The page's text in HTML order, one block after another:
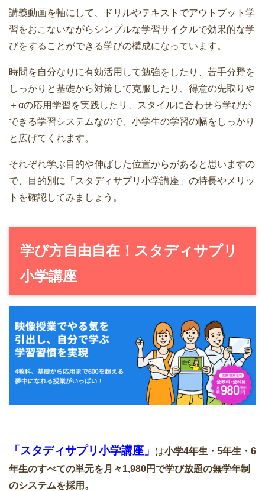
講義動画を軸にして、ドリルやテキストでアウトプット学
習をおこないながらシンプルな学習サイクルで効果的な学
びをすることができる学びの構成になっています。
時間を自分なりに有効活用して勉強をしたり、苦手分野を
しっかりと基礎から対策して克服したり、得意の先取りや
＋αの応用学習を実践したリ、スタイルに合わせら学びが
できる学習システムなので、小学生の学習の幅をしっかり
と広げてくれます。
それぞれ学ぶ目的や伸ばした位置からがあると思いますの
で、目的別に「スタディサプリ小学講座」の特長やメリッ
トを確認してみましょう。
学び方自由自在！スタディサプリ
小学講座
「スタディサプリ小学講座」 は小学4年生・5年生・6
年生のすべての単元を月々1,980円で学び放題の無学年制
のシステムを採用。